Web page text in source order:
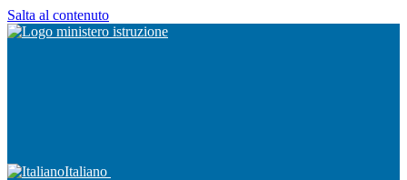
Salta al contenuto
Italiano